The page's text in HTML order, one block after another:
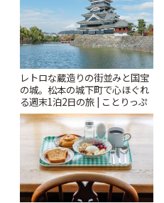
レトロな蔵造りの街並みと国宝
の城。松本の城下町で心ほぐれ
る週末1泊2日の旅 | ことりっぷ